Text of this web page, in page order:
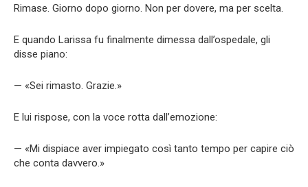
Rimase. Giorno dopo giorno. Non per dovere, ma per scelta.
E quando Larissa fu finalmente dimessa dall’ospedale, gli
disse piano:
— «Sei rimasto. Grazie.»
E lui rispose, con la voce rotta dall’emozione:
— «Mi dispiace aver impiegato così tanto tempo per capire ciò
che conta davvero.»